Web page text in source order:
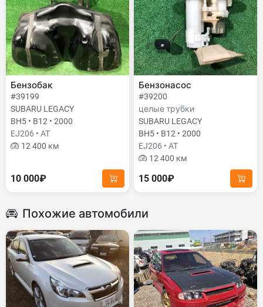
Бензобак
#39199
SUBARU LEGACY
BH5 • B12 • 2000
EJ206 • AT
12 400 км
10 000₽
Бензонасос
#39200
целые трубки
SUBARU LEGACY
BH5 • B12 • 2000
EJ206 • AT
12 400 км
15 000₽
Похожие автомобили